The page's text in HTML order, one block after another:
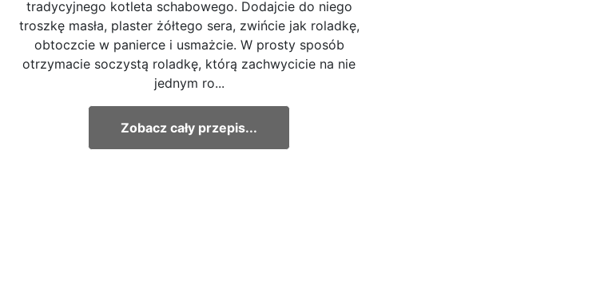
tradycyjnego kotleta schabowego. Dodajcie do niego
troszkę masła, plaster żółtego sera, zwińcie jak roladkę,
obtoczcie w panierce i usmażcie. W prosty sposób
otrzymacie soczystą roladkę, którą zachwycicie na nie
jednym ro...
Zobacz cały przepis...